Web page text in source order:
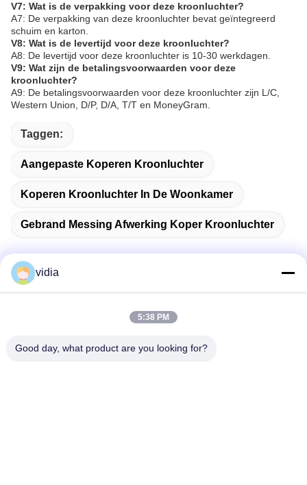
V7: Wat is de verpakking voor deze kroonluchter?
A7: De verpakking van deze kroonluchter bevat geïntegreerd
schuim en karton.
V8: Wat is de levertijd voor deze kroonluchter?
A8: De levertijd voor deze kroonluchter is 10-30 werkdagen.
V9: Wat zijn de betalingsvoorwaarden voor deze
kroonluchter?
A9: De betalingsvoorwaarden voor deze kroonluchter zijn L/C,
Western Union, D/P, D/A, T/T en MoneyGram.
Taggen:
Aangepaste Koperen Kroonluchter
Koperen Kroonluchter In De Woonkamer
Gebrand Messing Afwerking Koper Kroonluchter
Adres
vidia
5:38 PM
Good day, what product are you looking for?